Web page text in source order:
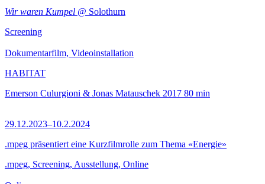
Wir waren Kumpel @ Solothurn
Screening
Dokumentarfilm, Videoinstallation
HABITAT
Emerson Culurgioni & Jonas Matauschek 2017 80 min
29.12.2023–10.2.2024
.mpeg präsentiert eine Kurzfilmrolle zum Thema «Energie»
.mpeg, Screening, Ausstellung, Online